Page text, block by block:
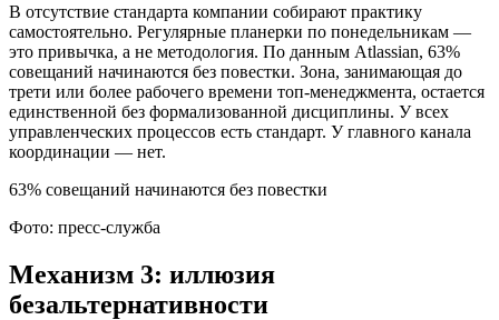
В отсутствие стандарта компании собирают практику
самостоятельно. Регулярные планерки по понедельникам —
это привычка, а не методология. По данным Atlassian, 63%
совещаний начинаются без повестки. Зона, занимающая до
трети или более рабочего времени топ-менеджмента, остается
единственной без формализованной дисциплины. У всех
управленческих процессов есть стандарт. У главного канала
координации — нет.
63% совещаний начинаются без повестки
Фото: пресс-служба
Механизм 3: иллюзия
безальтернативности